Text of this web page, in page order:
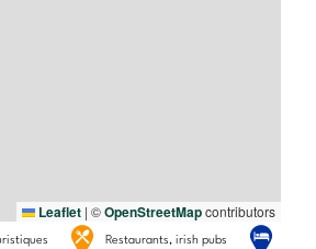
Leaflet | ©OpenStreetMapcontributors
Restaurants, irish pubs